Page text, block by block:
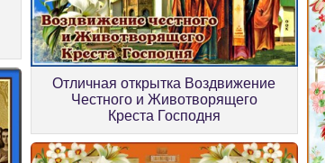
Отличная открытка Воздвижение
Честного и Животворящего
Креста Господня